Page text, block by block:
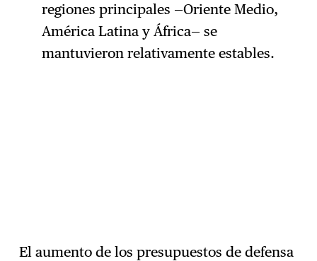
regiones principales —Oriente Medio,
América Latina y África— se
mantuvieron relativamente estables.
El aumento de los presupuestos de defensa